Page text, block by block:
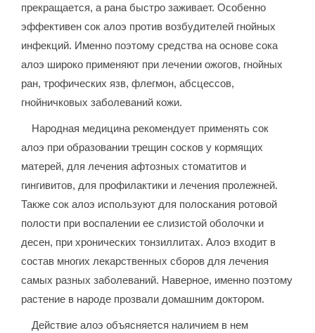
прекращается, а рана быстро заживает. Особенно
эффективен сок алоэ против возбудителей гнойных
инфекций. Именно поэтому средства на основе сока
алоэ широко применяют при лечении ожогов, гнойных
ран, трофических язв, флегмон, абсцессов,
гнойничковых заболеваний кожи.
Народная медицина рекомендует применять сок
алоэ при образовании трещин сосков у кормящих
матерей, для лечения афтозных стоматитов и
гингивитов, для профилактики и лечения пролежней.
Также сок алоэ используют для полоскания ротовой
полости при воспалении ее слизистой оболочки и
десен, при хронических тонзиллитах. Алоэ входит в
состав многих лекарственных сборов для лечения
самых разных заболеваний. Наверное, именно поэтому
растение в народе прозвали домашним доктором.
Действие алоэ объясняется наличием в нем